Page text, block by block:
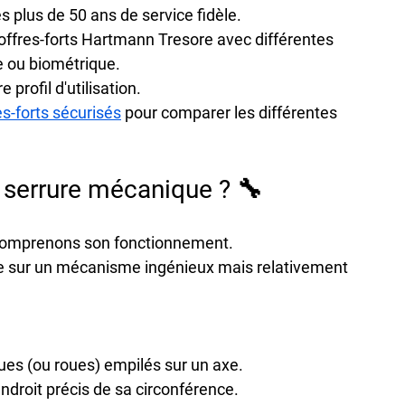
plus de 50 ans de service fidèle.
forts Hartmann Tresore avec différentes
ou biométrique.
profil d'utilisation.
forts sécurisés pour comparer les différentes
mécanique ? 🔧
son fonctionnement.
un mécanisme ingénieux mais relativement
(ou roues) empilés sur un axe.
précis de sa circonférence.